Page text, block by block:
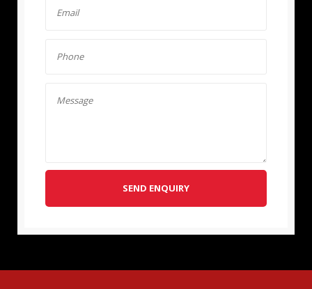
SEND ENQUIRY